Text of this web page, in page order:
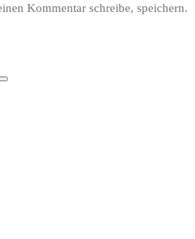
Kommentar schreibe, speichern.